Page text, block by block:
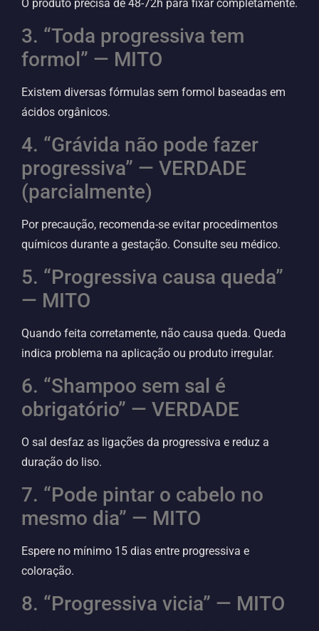
O produto precisa de 48-72h para fixar completamente.
3. “Toda progressiva tem
formol” — MITO
Existem diversas fórmulas sem formol baseadas em
ácidos orgânicos.
4. “Grávida não pode fazer
progressiva” — VERDADE
(parcialmente)
Por precaução, recomenda-se evitar procedimentos
químicos durante a gestação. Consulte seu médico.
5. “Progressiva causa queda”
— MITO
Quando feita corretamente, não causa queda. Queda
indica problema na aplicação ou produto irregular.
6. “Shampoo sem sal é
obrigatório” — VERDADE
O sal desfaz as ligações da progressiva e reduz a
duração do liso.
7. “Pode pintar o cabelo no
mesmo dia” — MITO
Espere no mínimo 15 dias entre progressiva e
coloração.
8. “Progressiva vicia” — MITO